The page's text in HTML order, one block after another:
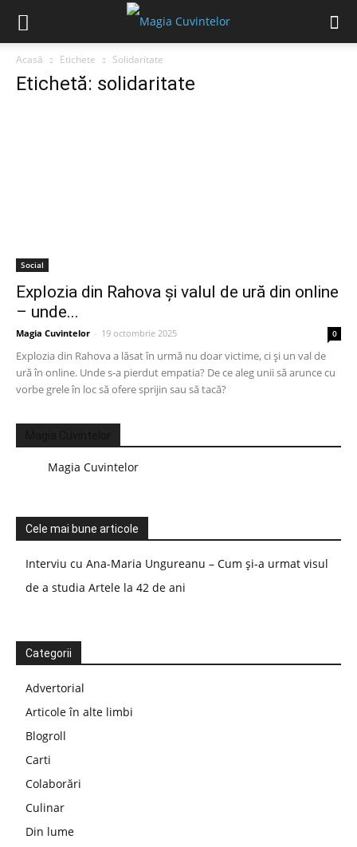
Acasă Etichete Solidaritate
Etichetă: solidaritate
Social
Explozia din Rahova și valul de ură din online
– unde...
Magia Cuvintelor - 19 octombrie 2025 0
Explozia din Rahova a lăsat în urmă nu doar victime, ci și un val de
ură în online. Unde s-a pierdut empatia? De ce aleg unii să arunce cu
vorbe grele în loc să ofere sprijin sau să tacă?
Magia Cuvintelor
Cele mai bune articole
Interviu cu Ana-Maria Ungureanu – Cum și-a urmat visul
de a studia Artele la 42 de ani
Categorii
Advertorial
Articole în alte limbi
Blogroll
Carti
Colaborări
Culinar
Din lume